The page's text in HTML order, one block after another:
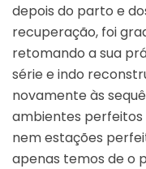
depois do parto e
recuperação, foi
retomando a sua
série e indo
novamente às
ambientes perfeitos
nem estações
apenas temos de o